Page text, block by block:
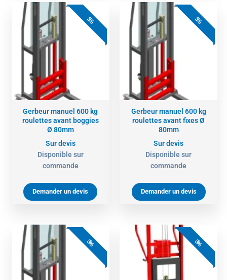
5%
Gerbeur manuel 600 kg
roulettes avant boggies
Ø 80mm
Sur devis
Disponible sur
commande
Demander un devis
5%
Gerbeur manuel 600 kg
roulettes avant fixes Ø
80mm
Sur devis
Disponible sur
commande
Demander un devis
5% 5%